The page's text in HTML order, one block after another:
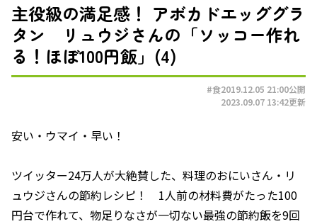
主役級の満足感！ アボカドエッググラ
タン リュウジさんの「ソッコー作れ
る！ほぼ100円飯」(4)
#食2019.12.05 21:00公開
2023.09.07 13:42更新
安い・ウマイ・早い！
ツイッター24万人が大絶賛した、料理のおにいさん・リ
ュウジさんの節約レシピ！ 1人前の材料費がたった100
円台で作れて、物足りなさが一切ない最強の節約飯を9回